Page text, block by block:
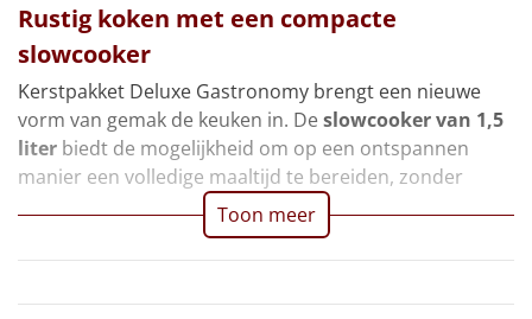
Overige
Ideeën
Personeel
Sinterklaaspakketten
Particulier
Rustig koken met een compacte
slowcooker
Kerstpakket Deluxe Gastronomy brengt een nieuwe
vorm van gemak de keuken in. Deslowcooker van 1,5
liter biedt de mogelijkheid om op een ontspannen
manier een volledige maaltijd te bereiden, zonder
Toon meer